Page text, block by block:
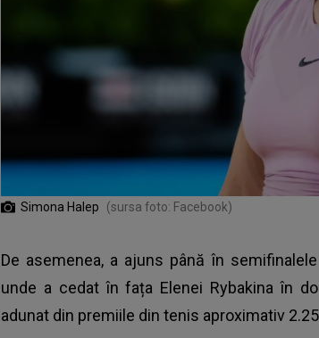
Simona Halep (sursa foto: Facebook)
De asemenea, a ajuns până în
unde a cedat în fața Elenei Rybakina în
adunat din premiile din tenis aproximativ